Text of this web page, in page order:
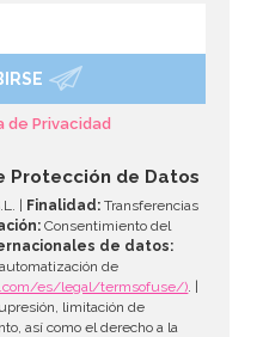
- 45 x 40 cm
de Privacidad
Protección de Datos
| Finalidad: Transferencias
Consentimiento del
de datos:
de
es/legal/termsofuse/). |
limitación de
así como el derecho a la